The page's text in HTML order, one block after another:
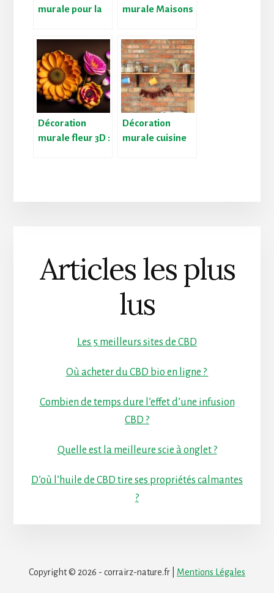
murale pour la
personnalisez
votre espace
culinaire
murale Maisons
trouvez
l’inspiration
pour votre
intérieur
Décoration
murale fleur 3D :
Décoration
murale cuisine
Articles les plus
lus
Les 5 meilleurs sites de CBD
Où acheter du CBD bio en ligne ?
Combien de temps dure l’effet d’une infusion
CBD ?
Quelle est la meilleure scie à onglet ?
D’où l’huile de CBD tire ses propriétés calmantes
?
Copyright © 2026 - corrairz-nature.fr | Mentions Légales